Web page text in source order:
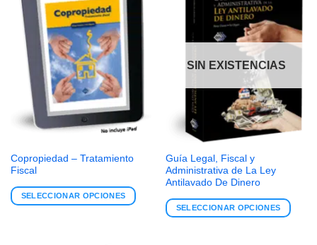
Copropiedad – Tratamiento
Fiscal
SELECCIONAR OPCIONES
SIN EXISTENCIAS
Guía Legal, Fiscal y
Administrativa de La Ley
Antilavado De Dinero
SELECCIONAR OPCIONES